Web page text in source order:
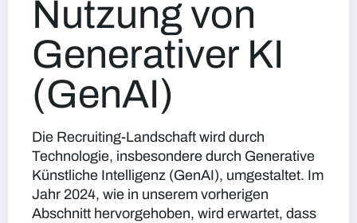
Nutzung von
Generativer KI
(GenAI)
Die Recruiting-Landschaft wird durch
Technologie, insbesondere durch Generative
Künstliche Intelligenz (GenAI), umgestaltet. Im
Jahr 2024, wie in unserem vorherigen
Abschnitt hervorgehoben, wird erwartet, dass